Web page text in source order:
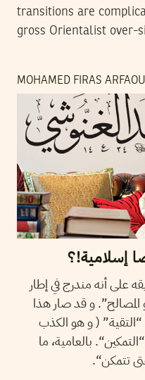
transitions are
gross Orientalist over-
MOHAMED FIRAS ARFAOUI
إسلامية!؟
على أنه مندرج في إطار
المصالح”. و قد صار هذا
( و هو الكذب
بالعامية، ما
تتمكن“.